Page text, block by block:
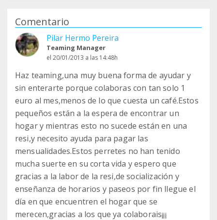
Comentario
Pilar Hermo Pereira
Teaming Manager
el 20/01/2013 a las 14:48h
Haz teaming,una muy buena forma de ayudar y
sin enterarte porque colaboras con tan solo 1
euro al mes,menos de lo que cuesta un café.Estos
pequeños están a la espera de encontrar un
hogar y mientras esto no sucede están en una
resi,y necesito ayuda para pagar las
mensualidades.Estos perretes no han tenido
mucha suerte en su corta vida y espero que
gracias a la labor de la resi,de socialización y
enseñanza de horarios y paseos por fin llegue el
día en que encuentren el hogar que se
merecen,gracias a los que ya colaborais¡¡¡